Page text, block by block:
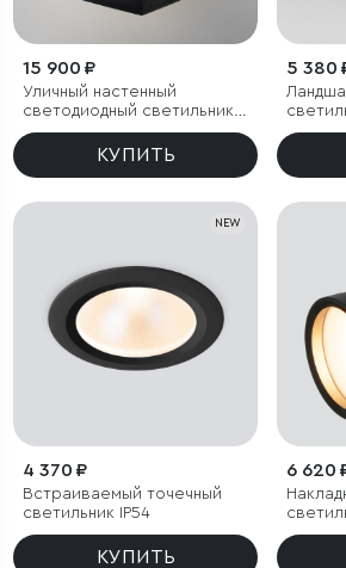
15 900 ₽
Уличный настенный
светодиодный светильник
Frame 3000K чёрный
КУПИТЬ
5 380
3000K
NEW
4 370 ₽
Встраиваемый точечный
светильник IP54
КУПИТЬ
6 620